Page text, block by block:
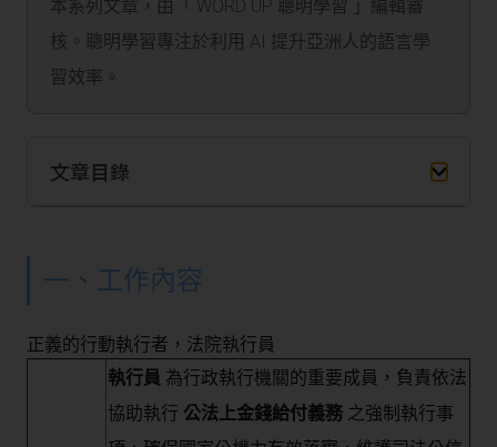
本系列文章，由「 WORD UP 聰明學習 」編輯審
核。聰明學習專注於利用 AI 提升亞洲人的語言學
習效率。
文章目錄
一、工作內容
正義的行動執行者，法院執行員
執行員 為行政執行機關的重要成員，負責依法
協助執行 公法上金錢給付義務 之強制執行事